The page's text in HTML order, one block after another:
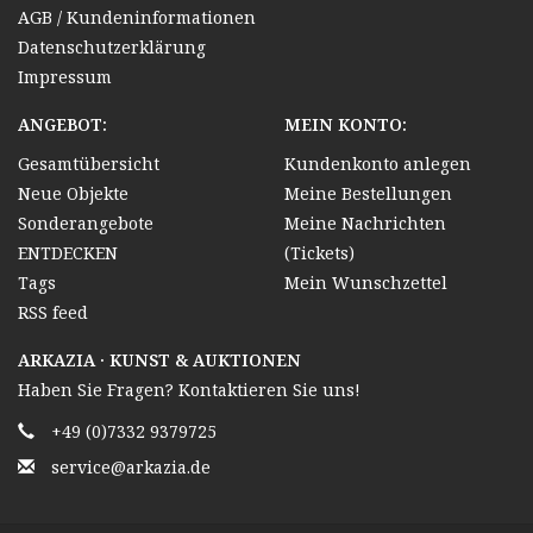
AGB / Kundeninformationen
Datenschutzerklärung
Impressum
ANGEBOT:
Gesamtübersicht
Neue Objekte
Sonderangebote
ENTDECKEN
Tags
RSS feed
MEIN KONTO:
Kundenkonto anlegen
Meine Bestellungen
Meine Nachrichten
(Tickets)
Mein Wunschzettel
ARKAZIA · KUNST & AUKTIONEN
Haben Sie Fragen? Kontaktieren Sie uns!
+49 (0)7332 9379725
service@arkazia.de